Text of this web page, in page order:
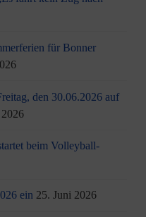
für Bonner
den 30.06.2026 auf
beim Volleyball-
ein 25. Juni 2026